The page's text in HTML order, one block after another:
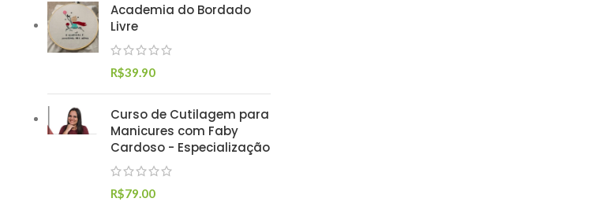
Academia do Bordado
Livre
R$39.90
Curso de Cutilagem para
Manicures com Faby
Cardoso - Especialização
R$79.00